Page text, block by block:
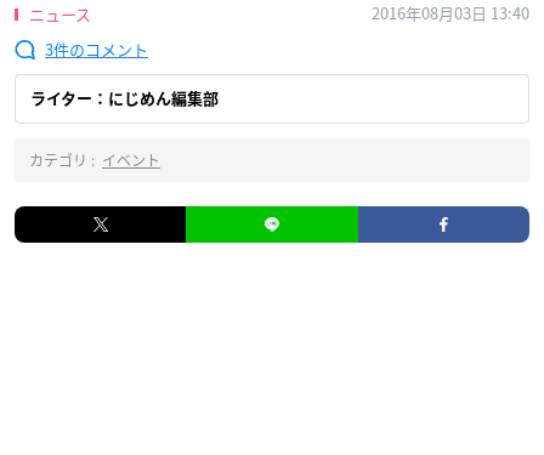
ニュース
2016年08月03日 13:40
3
ライター：にじめん編集部
カテゴリ : イベント